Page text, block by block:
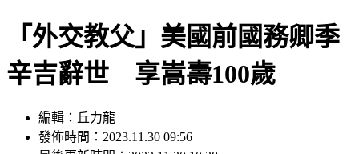
「外交教父」美國前國務卿季
辛吉辭世 享嵩壽100歲
發佈時間：2023.11.30 09:56
最後更新時間：2023.11.30 10:38